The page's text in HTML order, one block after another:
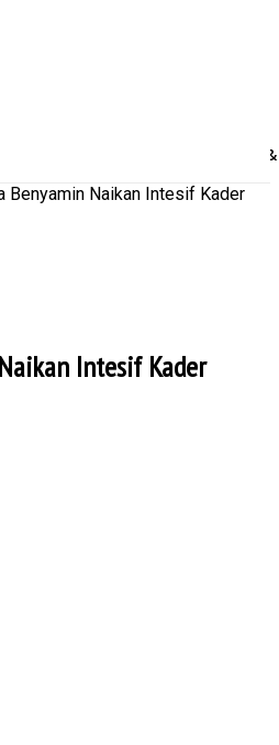
Politik
Benyamin Naikan Intesif Kader
Intesif Kader